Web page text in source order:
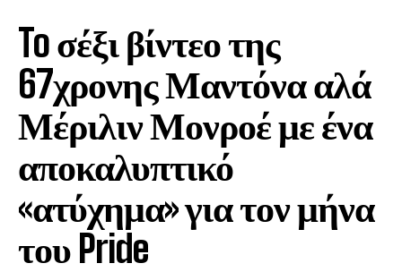
To σέξι βίντεο της
67χρονης Μαντόνα αλά
Μέριλιν Μονροέ με ένα
αποκαλυπτικό
«ατύχημα» για τον μήνα
του Pride